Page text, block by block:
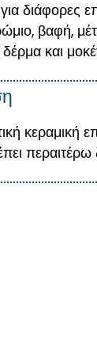
διάφορες
βαφή,
και
κεραμική
περαιτέρω